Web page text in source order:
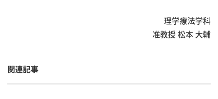
理学療法学科
准教授 松本 大輔
関連記事